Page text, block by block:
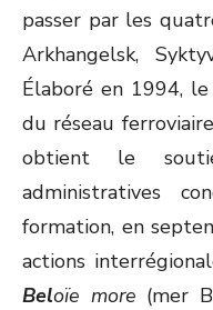
passer par les
Arkhangelsk,
Élaboré en 1994,
du réseau
obtient le
administratives
formation, en
actions
Beloïe more (mer